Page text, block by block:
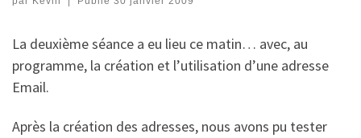
La deuxième séance a eu lieu ce matin… avec, au
programme, la création et l’utilisation d’une adresse
Email.
Après la création des adresses, nous avons pu tester